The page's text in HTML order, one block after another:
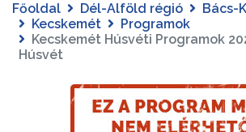
Főoldal Dél-Alföld régió
Bács-
Kecskemét
Programok
Kecskemét Húsvéti Programok
Húsvét